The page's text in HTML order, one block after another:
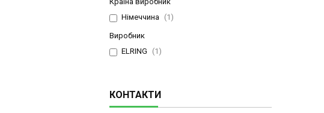
Німеччина
1
Виробник
ELRING
1
КОНТАКТИ